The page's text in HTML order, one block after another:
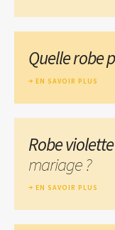
Quelle robe
EN SAVOIR PLUS
Robe violette
mariage ?
EN SAVOIR PLUS